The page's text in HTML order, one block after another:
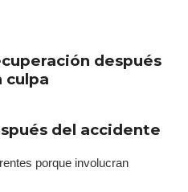
después
culpa
del accidente
porque involucran